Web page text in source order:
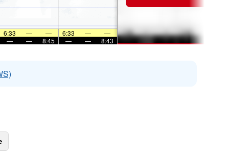
6:33 — — 6:33 —
—
— — 8:45 — — 8:43